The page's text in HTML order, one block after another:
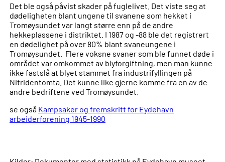
Det ble også påvist skader på fuglelivet. Det viste seg at
dødeligheten blant ungene til svanene som hekket i
Tromøysundet var langt større enn på de andre
hekkeplassene i distriktet. I 1987 og -88 ble det registrert
en dødelighet på over 80% blant svaneungene i
Tromøysundet. Flere voksne svaner som ble funnet døde i
området var omkommet av blyforgiftning, men man kunne
ikke fastslå at blyet stammet fra industrifyllingen på
Nitridentomta. Det kunne like gjerne komme fra en av de
andre bedriftene ved Tromøysundet.
se også Kampsaker og fremskritt for Eydehavn
arbeiderforening 1945-1990